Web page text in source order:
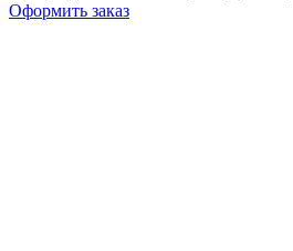
Оформить заказ